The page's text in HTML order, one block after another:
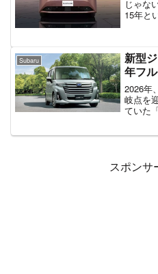
じゃな
15年と
登場...
Subaru
新型
年フ
2026年
岐点を
ていた
スポンサ